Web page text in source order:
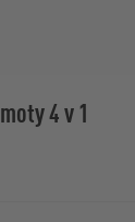
4 v 1